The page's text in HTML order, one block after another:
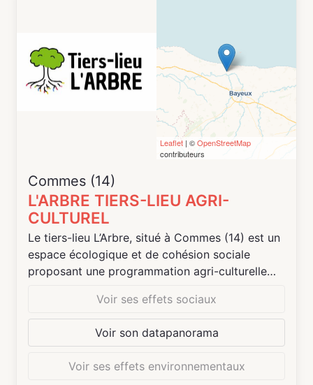
Leaflet | ©OpenStreetMap
contributeurs
Commes (14)
L'ARBRE TIERS-LIEU AGRI-
CULTUREL
Le tiers-lieu L’Arbre, situé à Commes (14) est un
espace écologique et de cohésion sociale
proposant une programmation agri-culturelle
L’association a été créée au printemps 2020 à
l’initiative de quatre porteurs de projet engagés
Bien qu'initié par quatre personnes, l’Arbre a
Voir ses effets sociaux
Voir son datapanorama
Voir ses effets environnementaux